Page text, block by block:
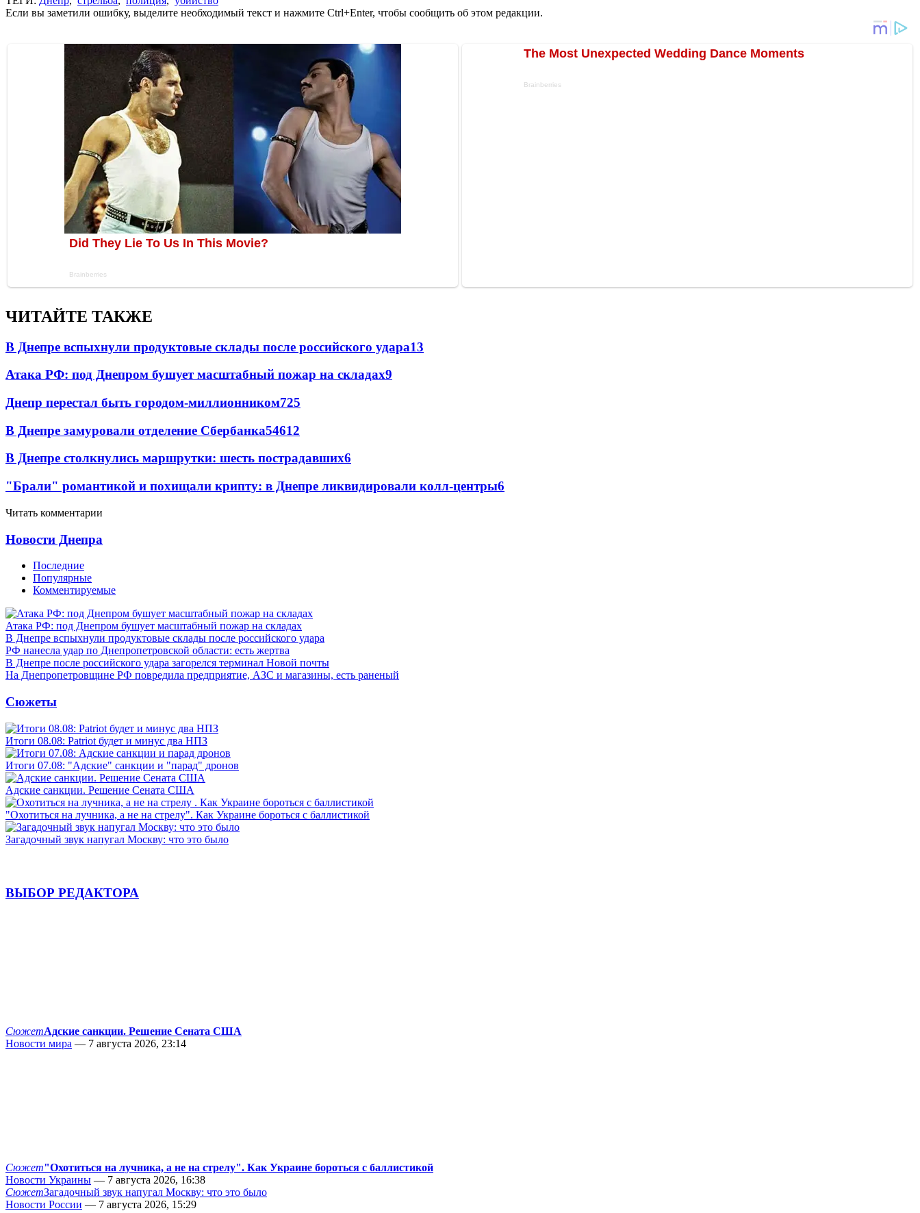
Если вы заметили ошибку, выделите необходимый текст и нажмите Ctrl+Enter, чтобы сообщить об этом редакции.
ЧИТАЙТЕ ТАКЖЕ
В Днепре вспыхнули продуктовые склады после российского удара13
Атака РФ: под Днепром бушует масштабный пожар на складах9
Днепр перестал быть городом-миллионником725
В Днепре замуровали отделение Сбербанка54612
В Днепре столкнулись маршрутки: шесть пострадавших6
"Брали" романтикой и похищали крипту: в Днепре ликвидировали колл-центры6
Читать комментарии
Новости Днепра
Последние
Популярные
Комментируемые
Атака РФ: под Днепром бушует масштабный пожар на складах
В Днепре вспыхнули продуктовые склады после российского удара
РФ нанесла удар по Днепропетровской области: есть жертва
В Днепре после российского удара загорелся терминал Новой почты
На Днепропетровщине РФ повредила предприятие, АЗС и магазины, есть раненый
Сюжеты
Итоги 08.08: Patriot будет и минус два НПЗ
Итоги 07.08: "Адские" санкции и "парад" дронов
Адские санкции. Решение Сената США
"Охотиться на лучника, а не на стрелу". Как Украине бороться с баллистикой
Загадочный звук напугал Москву: что это было
ВЫБОР РЕДАКТОРА
СюжетАдские санкции. Решение Сената США
Новости мира — 7 августа 2026, 23:14
Сюжет"Охотиться на лучника, а не на стрелу". Как Украине бороться с баллистикой
Новости Украины — 7 августа 2026, 16:38
СюжетЗагадочный звук напугал Москву: что это было
Новости России — 7 августа 2026, 15:29